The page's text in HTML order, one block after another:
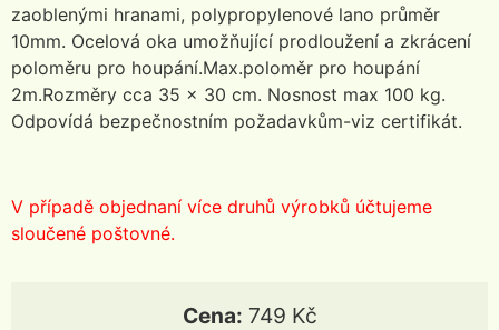
zaoblenými hranami, polypropylenové lano průměr
10mm. Ocelová oka umožňující prodloužení a zkrácení
poloměru pro houpání.Max.poloměr pro houpání
2m.Rozměry cca 35 x 30 cm. Nosnost max 100 kg.
Odpovídá bezpečnostním požadavkům-viz certifikát.
V případě objednaní více druhů výrobků účtujeme
sloučené poštovné.
Cena: 749 Kč